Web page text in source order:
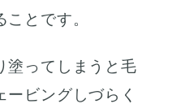
とです。
塗ってしまうと毛
ビングしづらく